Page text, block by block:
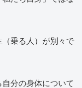
乗る人）が別々で
分の身体について